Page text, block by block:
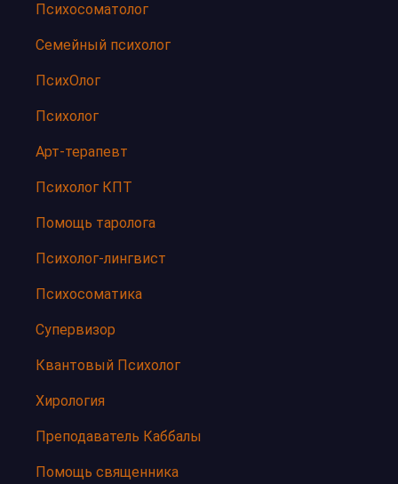
Психосоматолог
Семейный психолог
ПсихОлог
Психолог
Арт-терапевт
Психолог КПТ
Помощь таролога
Психолог-лингвист
Психосоматика
Супервизор
Квантовый Психолог
Хирология
Преподаватель Каббалы
Помощь священника